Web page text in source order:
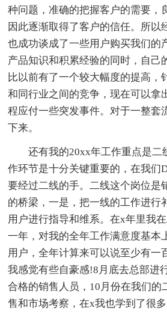
种问题，准确的把握客户的需要，
因此逐渐取得了客户的信任。所以
也成功谈成了一些用户购买我们的
产品知识和积累经验的同时，自己
比以前有了一个较大幅度的提高，
和同行业之间的竞争，现在可以拿
程应付一些突发事件。对于一整套
下来。
还有我的20xx年工作重点是二
作环节是十分关键重要的，在我们
要经过二线的手。二线这个岗位是
的桥梁，一是，把一线的工作进行
用户进行指导和维系。在x年里我
一年，对我的全年工作满意度基本
用户，全年计算来可以说至少有一
我感觉有些自豪感!8月底去总部进
合格的销售人员，10月份在我们的
售和市场考察，在x我也学到了很